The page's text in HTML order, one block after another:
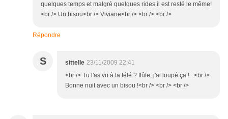
quelques temps et malgré quelques rides il est resté le même!
<br /> Un bisou<br /> Viviane<br /> <br /> <br />
Répondre
S sittelle 23/11/2009 22:41
<br /> Tu l'as vu à la télé ? flûte, j'ai loupé ça !...<br />
Bonne nuit avec un bisou !<br /> <br /> <br />